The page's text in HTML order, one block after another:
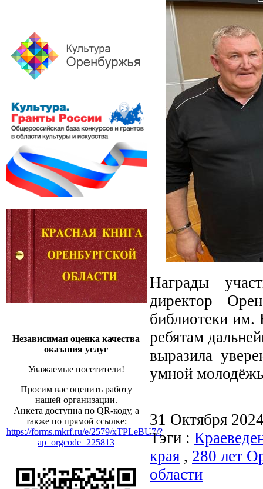
Независимая оценка качества
оказания услуг
Уважаемые посетители!
Просим вас оценить работу
нашей организации.
Анкета доступна по QR-коду, а
также по прямой ссылке:
https://forms.mkrf.ru/e/2579/xTPLeBU7/?
ap_orgcode=225813
Награды
директор
библиотеки
ребятам
выразила
умной
31 Октября
Тэги :
края , 280 лет
области